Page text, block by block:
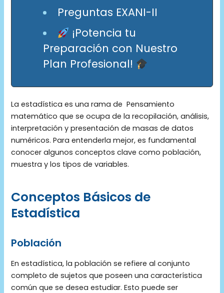
Preguntas EXANI-II
¡Potencia tu
Preparación con Nuestro
Plan Profesional!
La estadística es una rama de Pensamiento
matemático que se ocupa de la recopilación, análisis,
interpretación y presentación de masas de datos
numéricos. Para entenderla mejor, es fundamental
conocer algunos conceptos clave como población,
muestra y los tipos de variables.
Conceptos Básicos de
Estadística
Población
En estadística, la población se refiere al conjunto
completo de sujetos que poseen una característica
común que se desea estudiar. Esto puede ser